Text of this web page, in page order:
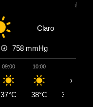
Claro
758 mmHg
09:00
37°C
10:00
38°C 39°C
›